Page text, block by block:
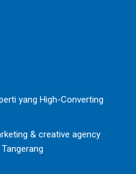
yang High-Converting
& creative agency